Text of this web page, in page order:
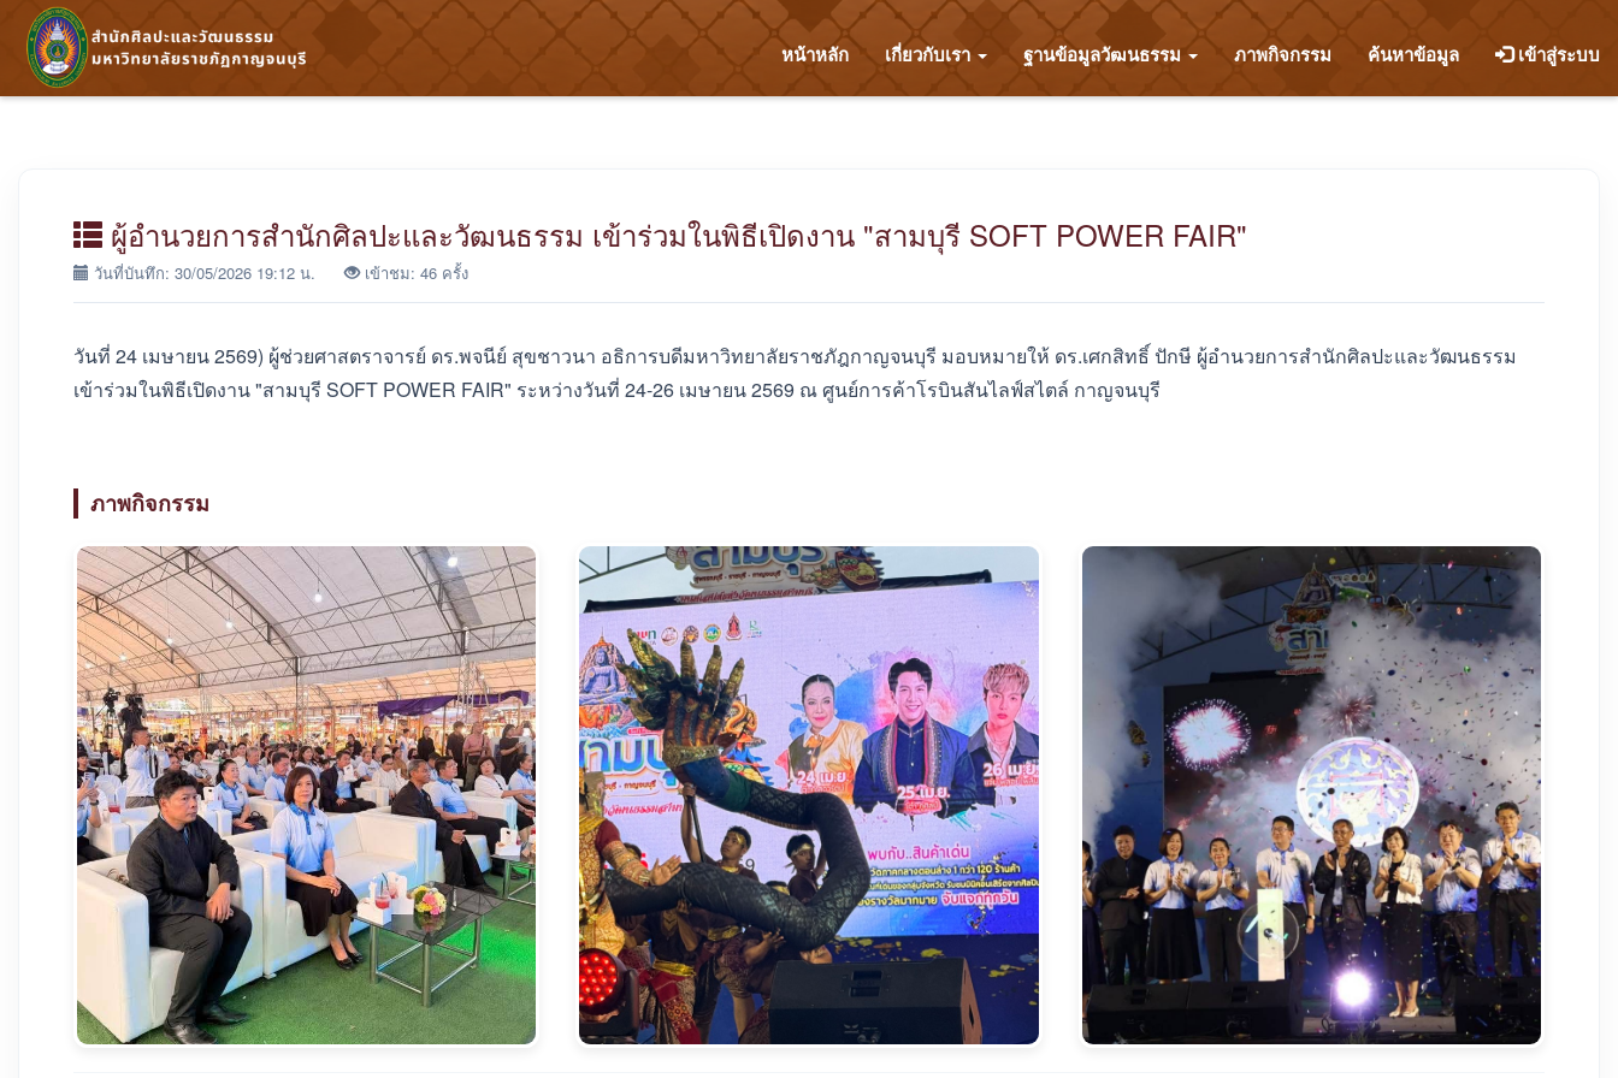
หน้าหลัก เกี่ยวกับเรา ฐานข้อมูลวัฒนธรรม ภาพกิจกรรม ค้นหาข้อมูล เข้าสู่ระบบ
ผู้อำนวยการสำนักศิลปะและวัฒนธรรม เข้าร่วมในพิธีเปิดงาน "สามบุรี SOFT POWER FAIR"
วันที่บันทึก: 30/05/2026 19:12 น. เข้าชม: 46 ครั้ง
วันที่ 24 เมษายน 2569) ผู้ช่วยศาสตราจารย์ ดร.พจนีย์ สุขชาวนา อธิการบดีมหาวิทยาลัยราชภัฎกาญจนบุรี มอบหมายให้ ดร.เศกสิทธิ์ ปักษี ผู้อำนวยการสำนักศิลปะและวัฒนธรรม
เข้าร่วมในพิธีเปิดงาน "สามบุรี SOFT POWER FAIR" ระหว่างวันที่ 24-26 เมษายน 2569 ณ ศูนย์การค้าโรบินสันไลฟ์สไตล์ กาญจนบุรี
ภาพกิจกรรม